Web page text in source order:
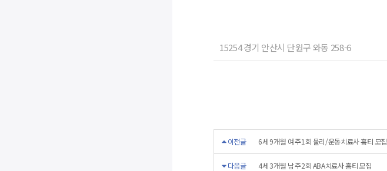
15254 경기 안산시 단원구 와동 258-6
이전글 6세 9개월 여 주1회 물리/운동치료사 홈티 모집
다음글 4세 3개월 남 주2회 ABA치료사 홈티 모집